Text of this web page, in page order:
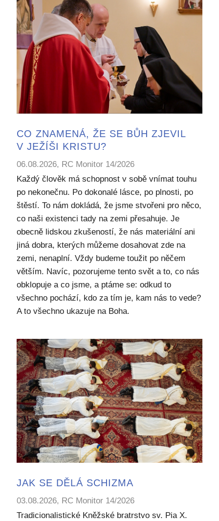
CO ZNAMENÁ, ŽE SE BŮH ZJEVIL
V JEŽÍŠI KRISTU?
06.08.2026, RC Monitor 14/2026
Každý člověk má schopnost v sobě vnímat touhu
po nekonečnu. Po dokonalé lásce, po plnosti, po
štěstí. To nám dokládá, že jsme stvořeni pro něco,
co naši existenci tady na zemi přesahuje. Je
obecně lidskou zkušeností, že nás materiální ani
jiná dobra, kterých můžeme dosahovat zde na
zemi, nenaplní. Vždy budeme toužit po něčem
větším. Navíc, pozorujeme tento svět a to, co nás
obklopuje a co jsme, a ptáme se: odkud to
všechno pochází, kdo za tím je, kam nás to vede?
A to všechno ukazuje na Boha.
JAK SE DĚLÁ SCHIZMA
03.08.2026, RC Monitor 14/2026
Tradicionalistické Kněžské bratrstvo sv. Pia X.